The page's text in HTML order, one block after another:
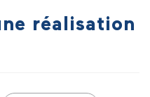
réalisation